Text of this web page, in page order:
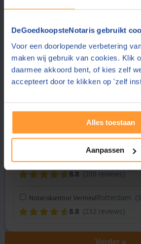
DeGoedkoopsteNotaris gebruikt
Voor een doorlopende verbetering
maken wij gebruik van cookies. Klik
daarmee akkoord bent, of kies zelf
accepteert door te klikken op 'zelf
Alles toestaan
Aanpassen
Van den Brekel NotariaatBreda (19
8.4 (126 reviews)
Offereins Netwerk Notarissen
Raamsdonksveer
8.6 (15 reviews)
Venekamp & Daams Notarissen
8.8 (200 reviews)
Notariskantoor VermeulRotterdam
8.8 (232 reviews)
Verder »